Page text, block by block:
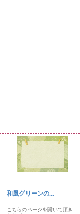
和風グリーンの...
こちらのページを開いて頂き